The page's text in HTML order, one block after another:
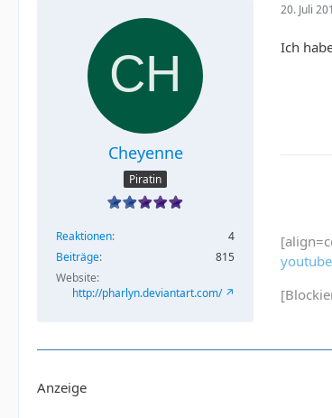
Cheyenne
Piratin
Reaktionen
4
Beiträge
815
Website
http://pharlyn.deviantart.com/
20. Juli
Ich
Anzeige